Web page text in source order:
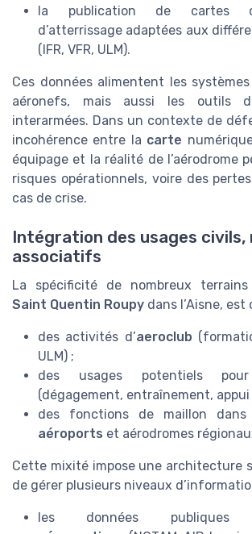
la publication de cartes
d’atterrissage adaptées aux
(IFR, VFR, ULM).
Ces données alimentent les
aéronefs, mais aussi les outils
interarmées. Dans un contexte de
incohérence entre la carte
équipage et la réalité de l’aérodrome
risques opérationnels, voire des
cas de crise.
Intégration des usages
associatifs
La spécificité de nombreux
Saint Quentin Roupy dans l’Aisne, est
des activités d’aeroclub
ULM) ;
des usages potentiels
(dégagement, entraînement,
des fonctions de maillon
aéroports et aérodromes
Cette mixité impose une architecture
de gérer plusieurs niveaux
les données publiques